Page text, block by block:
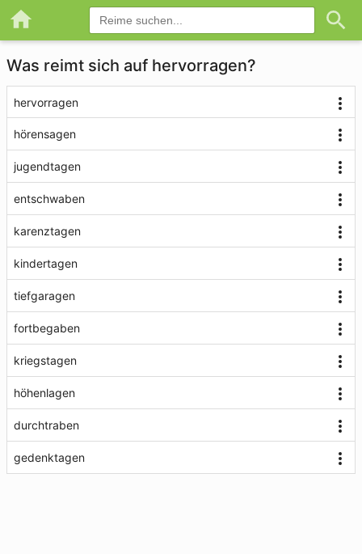
Was reimt sich auf hervorragen?
hervorragen
hörensagen
jugendtagen
entschwaben
karenztagen
kindertagen
tiefgaragen
fortbegaben
kriegstagen
höhenlagen
durchtraben
gedenktagen